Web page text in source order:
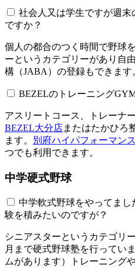
社会人又は学生ですが週
ですか？
個人の都合のつく時間で野球
ーというカテゴリーがあり自
構（JABA）の登録もできます
BEZELのトレーニング
アスリートコース、トレーナ
BEZEL大分店またはたかひろ
ます。
別府ハイパフォーマン
つでも利用できます。
中学硬式野球
中学軟式野球をやってま
験を積みたいのですが？
シニアスターというカテゴリ
月まで硬式野球塾を行ってい
ムがあります）トレーニング